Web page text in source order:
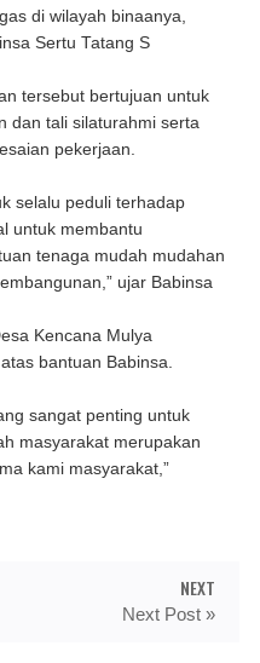
di wilayah binaanya,
Sertu Tatang S
tersebut bertujuan untuk
dan tali silaturahmi serta
pekerjaan.
selalu peduli terhadap
untuk membantu
tenaga mudah mudahan
ujar Babinsa
Kencana Mulya
bantuan Babinsa.
sangat penting untuk
masyarakat merupakan
kami masyarakat,”
NEXT
Next Post »